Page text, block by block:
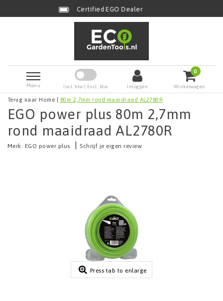
Certified EGO Dealer
Menu Incl. btw | Excl. btw Inloggen
0
Winkelwagen
Terug naar Home 80m 2,7mm rond maaidraad AL2780R
EGO power plus 80m 2,7mm
rond maaidraad AL2780R
Merk: EGO power plus Schrijf je eigen review
Press tab to enlarge